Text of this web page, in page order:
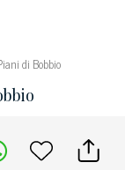
di Bobbio